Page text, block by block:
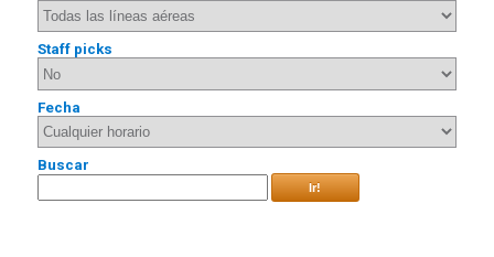
Staff picks
Fecha
Buscar
Ir!